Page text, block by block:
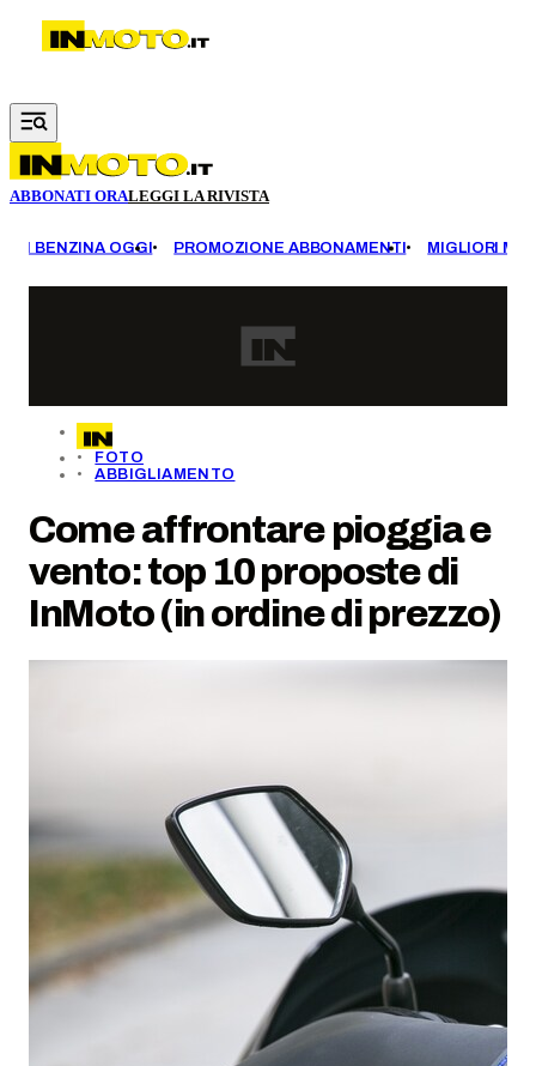
Vai al contenuto principale
ABBONATI ORALEGGI LA RIVISTA
BENZINA OGGI PROMOZIONE ABBONAMENTI MIGLIORI
FOTO
ABBIGLIAMENTO
Come affrontare pioggia e
vento: top 10 proposte di
InMoto (in ordine di prezzo)